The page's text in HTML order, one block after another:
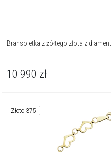
Bransoletka z żółtego złota z
10 990 zł
Złoto 375